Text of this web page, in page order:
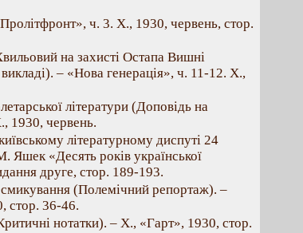
ч. 3. X., 1930, червень, стор.
на захисті Остапа Вишні
– «Нова генерація», ч. 11-12. X.,
літератури (Доповідь на
1930, червень.
літературному диспуті 24
Яшек «Десять років української
друге, стор. 189-193.
(Полемічний репортаж). –
стор. 36-46.
нотатки). – X., «Гарт», 1930, стор.